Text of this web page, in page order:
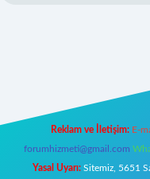
Reklam ve İletişim: E-
forumhizmeti@gmail.com
Yasal Uyarı: Sitemiz, 5651